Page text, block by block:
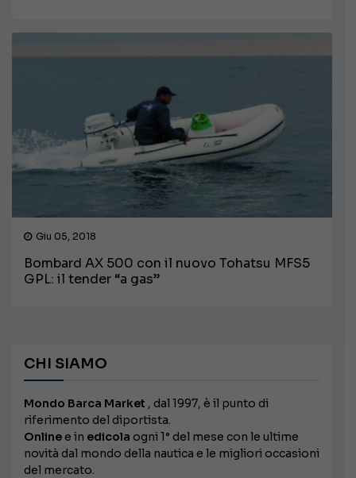
Giu 05, 2018
Bombard AX 500 con il nuovo Tohatsu MFS5
GPL: il tender “a gas”
CHI SIAMO
Mondo Barca Market , dal 1997, è il punto di
riferimento del diportista.
Online e in edicola ogni 1° del mese con le ultime
novità dal mondo della nautica e le migliori occasioni
del mercato.